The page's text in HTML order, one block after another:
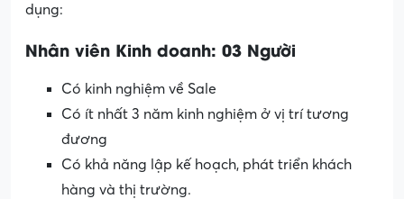
dụng:
Nhân viên Kinh doanh: 03 Người
Có kinh nghiệm về Sale
Có ít nhất 3 năm kinh nghiệm ở vị trí tương
đương
Có khả năng lập kế hoạch, phát triển khách
hàng và thị trường.